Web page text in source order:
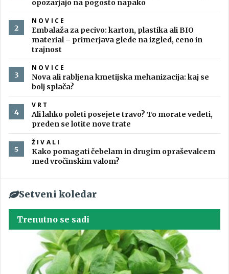
opozarjajo na pogosto napako
NOVICE
Embalaža za pecivo: karton, plastika ali BIO
material – primerjava glede na izgled, ceno in
trajnost
NOVICE
Nova ali rabljena kmetijska mehanizacija: kaj se
bolj splača?
VRT
Ali lahko poleti posejete travo? To morate vedeti,
preden se lotite nove trate
ŽIVALI
Kako pomagati čebelam in drugim opraševalcem
med vročinskim valom?
Setveni koledar
Trenutno se sadi